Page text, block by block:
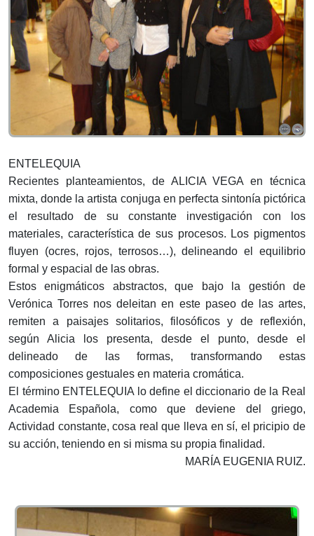
ENTELEQUIA
Recientes planteamientos, de ALICIA VEGA en técnica
mixta, donde la artista conjuga en perfecta sintonía pictórica
el resultado de su constante investigación con los
materiales, característica de sus procesos. Los pigmentos
fluyen (ocres, rojos, terrosos…), delineando el equilibrio
formal y espacial de las obras.
Estos enigmáticos abstractos, que bajo la gestión de
Verónica Torres nos deleitan en este paseo de las artes,
remiten a paisajes solitarios, filosóficos y de reflexión,
según Alicia los presenta, desde el punto, desde el
delineado de las formas, transformando estas
composiciones gestuales en materia cromática.
El término ENTELEQUIA lo define el diccionario de la Real
Academia Española, como que deviene del griego,
Actividad constante, cosa real que lleva en sí, el pricipio de
su acción, teniendo en si misma su propia finalidad.
MARÍA EUGENIA RUIZ.